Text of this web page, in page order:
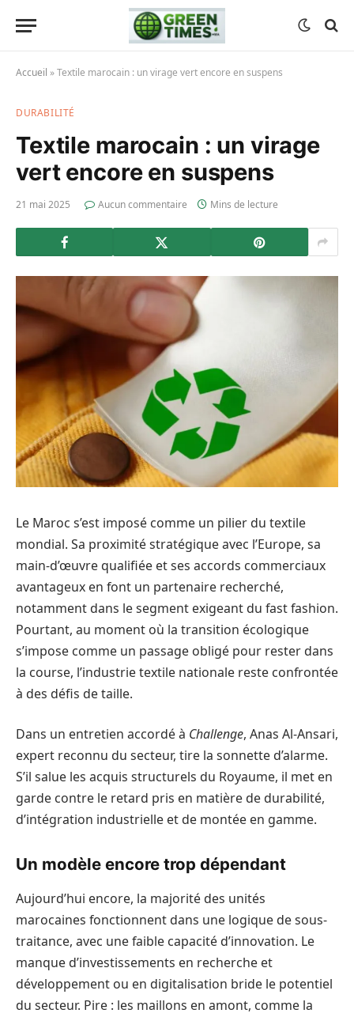
Accueil »Textile marocain : un virage vert encore en suspens
DURABILITÉ
Textile marocain : un virage
vert encore en suspens
21 mai 2025 Aucun commentaire Mins de lecture
Le Maroc s’est imposé comme un pilier du textile
mondial. Sa proximité stratégique avec l’Europe, sa
main-d’œuvre qualifiée et ses accords commerciaux
avantageux en font un partenaire recherché,
notamment dans le segment exigeant du fast fashion.
Pourtant, au moment où la transition écologique
s’impose comme un passage obligé pour rester dans
la course, l’industrie textile nationale reste confrontée
à des défis de taille.
Dans un entretien accordé à Challenge, Anas Al-Ansari,
expert reconnu du secteur, tire la sonnette d’alarme.
S’il salue les acquis structurels du Royaume, il met en
garde contre le retard pris en matière de durabilité,
d’intégration industrielle et de montée en gamme.
Un modèle encore trop dépendant
Aujourd’hui encore, la majorité des unités
marocaines fonctionnent dans une logique de sous-
traitance, avec une faible capacité d’innovation. Le
manque d’investissements en recherche et
développement ou en digitalisation bride le potentiel
du secteur. Pire : les maillons en amont, comme la